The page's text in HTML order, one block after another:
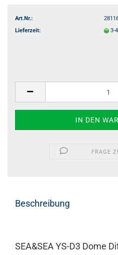
Art.Nr.:
Lieferzeit:
3-
FRAGE
Beschreibung
SEA&SEA YS-D3 Dome